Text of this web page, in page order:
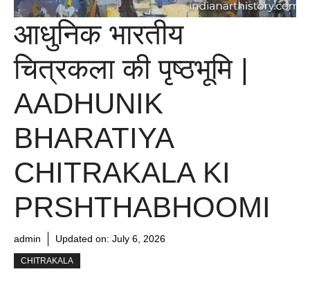
आधुनिक भारतीय
चित्रकला की पृष्ठभूमि |
AADHUNIK
BHARATIYA
CHITRAKALA KI
PRSHTHABHOOMI
admin Updated on: July 6, 2026
CHITRAKALA